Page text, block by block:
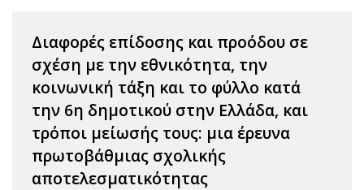
Διαφορές επίδοσης και προόδου σε
σχέση με την εθνικότητα, την
κοινωνική τάξη και το φύλλο κατά
την 6η δημοτικού στην Ελλάδα, και
τρόποι μείωσής τους: μια έρευνα
πρωτοβάθμιας σχολικής
αποτελεσματικότητας